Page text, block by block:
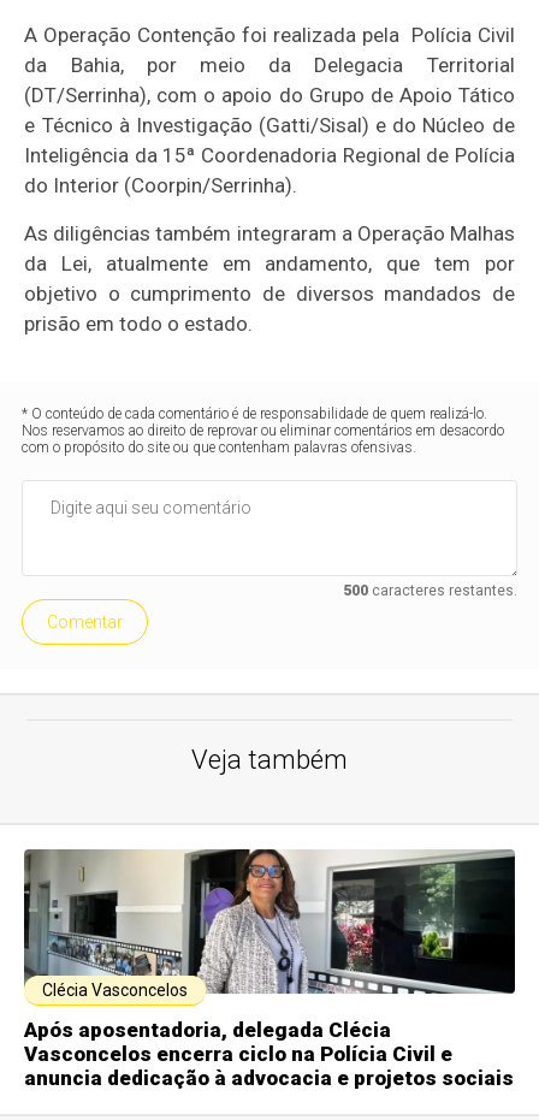
A Operação Contenção foi realizada pela Polícia Civil
da Bahia, por meio da Delegacia Territorial
(DT/Serrinha), com o apoio do Grupo de Apoio Tático
e Técnico à Investigação (Gatti/Sisal) e do Núcleo de
Inteligência da 15ª Coordenadoria Regional de Polícia
do Interior (Coorpin/Serrinha).
As diligências também integraram a Operação Malhas
da Lei, atualmente em andamento, que tem por
objetivo o cumprimento de diversos mandados de
prisão em todo o estado.
* O conteúdo de cada comentário é de responsabilidade de quem realizá-lo.
Nos reservamos ao direito de reprovar ou eliminar comentários em desacordo
com o propósito do site ou que contenham palavras ofensivas.
500caracteres restantes.
Comentar
Veja também
Clécia Vasconcelos
Após aposentadoria, delegada Clécia
Vasconcelos encerra ciclo na Polícia Civil e
anuncia dedicação à advocacia e projetos sociais